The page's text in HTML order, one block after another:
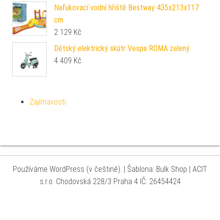
Nafukovací vodní hřiště Bestway 435x213x117
cm
2 129 Kč
Dětský elektrický skútr Vespa ROMA zelený
4 409 Kč
Zajímavosti
Používáme WordPress (v češtině). | Šablona: Bulk Shop | ACIT
s.r.o. Chodovská 228/3 Praha 4 IČ: 26454424